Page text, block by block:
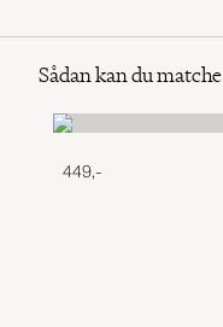
Sådan kan du matche
449,-